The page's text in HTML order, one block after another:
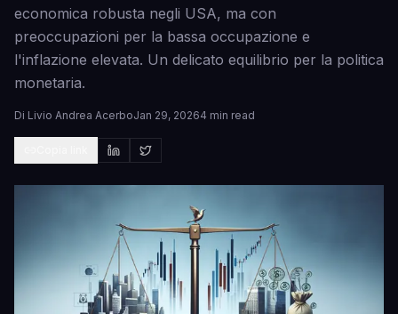
economica robusta negli USA, ma con
preoccupazioni per la bassa occupazione e
l'inflazione elevata. Un delicato equilibrio per la politica
monetaria.
Di Livio Andrea AcerboJan 29, 20264 min read